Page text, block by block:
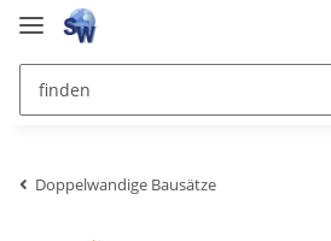
Doppelwandige Bausätze